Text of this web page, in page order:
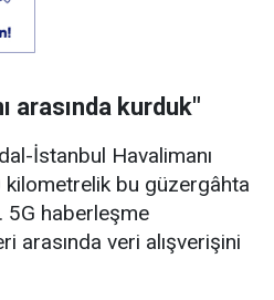
arasında kurduk"
İstanbul Havalimanı
kilometrelik bu güzergâhta
5G haberleşme
arasında veri alışverişini